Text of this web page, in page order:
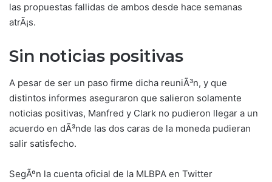
las propuestas fallidas de ambos desde hace semanas
atrÃ¡s.
Sin noticias positivas
A pesar de ser un paso firme dicha reuniÃ³n, y que
distintos informes aseguraron que salieron solamente
noticias positivas, Manfred y Clark no pudieron llegar a un
acuerdo en dÃ³nde las dos caras de la moneda pudieran
salir satisfecho.
SegÃºn la cuenta oficial de la MLBPA en Twitter